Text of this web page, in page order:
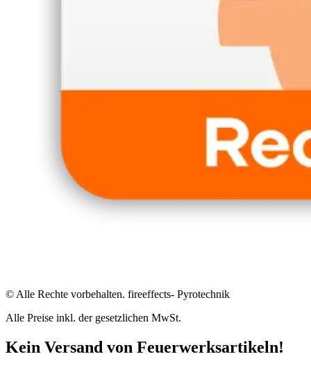
© Alle Rechte vorbehalten. fireeffects- Pyrotechnik
Alle Preise inkl. der gesetzlichen MwSt.
Kein Versand von Feuerwerksartikeln!